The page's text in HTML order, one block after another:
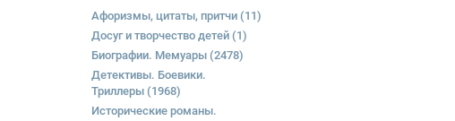
Афоризмы, цитаты, притчи (11)
Досуг и творчество детей (1)
Биографии. Мемуары (2478)
Детективы. Боевики.
Триллеры (1968)
Исторические романы.